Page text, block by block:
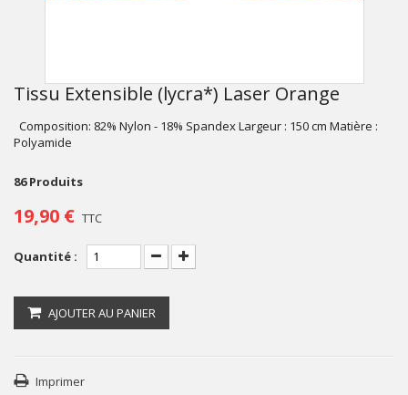
Tissu Extensible (lycra*) Laser Orange
Composition: 82% Nylon - 18% Spandex Largeur : 150 cm Matière :
Polyamide
86 Produits
19,90 € TTC
Quantité :
AJOUTER AU PANIER
Imprimer